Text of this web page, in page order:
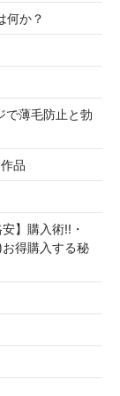
何か？
で薄毛防止と勃
品
】購入術!!・
得購入する秘